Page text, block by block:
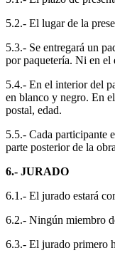
5.2.- El lugar de la
5.3.- Se entregará un
por paquetería. Ni en el
5.4.- En el interior del
en blanco y negro. En
postal, edad.
5.5.- Cada participante
parte posterior de la
6.- JURADO
6.1.- El jurado estará
6.2.- Ningún miembro
6.3.- El jurado primero